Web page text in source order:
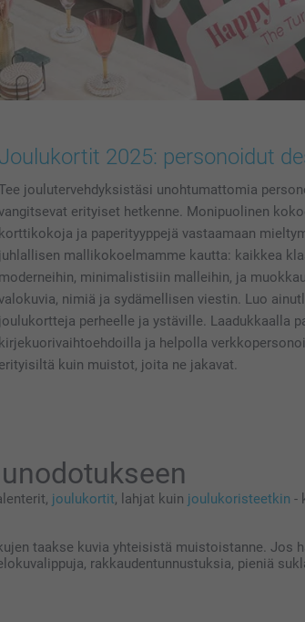
Joulukortit 2025: personoidut
joulutervehdyksistäsi unohtumattomia
erityiset hetkenne. Monipuolinen
korttikokoja ja paperityyppejä vastaamaan
juhlallisen mallikokoelmamme kautta: kaikkea
moderneihin, minimalistisiin malleihin, ja
nimiä ja sydämellisen viestin. Luo
joulukortteja perheelle ja ystäville. Laadukkaalla
kirjekuorivaihtoehdoilla ja helpolla
erityisiltä kuin muistot, joita ne jakavat.
joulukortit, lahjat kuin joulukoristeetkin -
taakse kuvia yhteisistä muistoistanne. Jos
rakkaudentunnustuksia, pieniä